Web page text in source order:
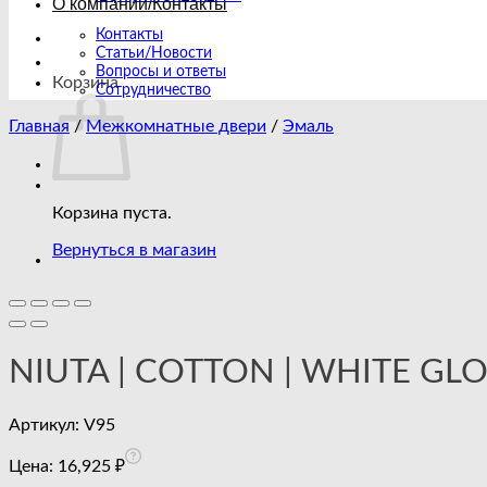
Корзина
Корзина пуста.
Вернуться в магазин
Контакты
Статьи/Новости
Вопросы и ответы
Сотрудничество
Главная / Межкомнатные двери / Эмаль
NIUTA | COTTON | WHITE
Артикул: V95
Цена: 16,925 ₽